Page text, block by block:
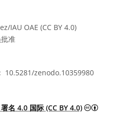
IAU OAE (CC BY 4.0)
准
10.5281/zenodo.10359980
名 4.0 国际 (CC BY 4.0) 知识共